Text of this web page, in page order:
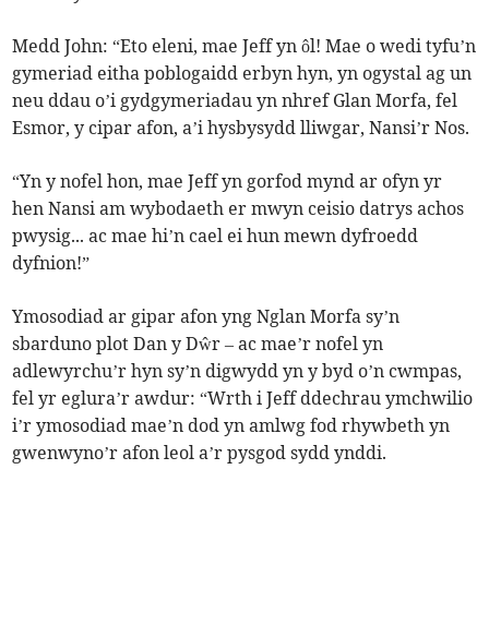
Medd John: “Eto eleni, mae Jeff yn ôl! Mae o wedi tyfu’n
gymeriad eitha poblogaidd erbyn hyn, yn ogystal ag un
neu ddau o’i gydgymeriadau yn nhref Glan Morfa, fel
Esmor, y cipar afon, a’i hysbysydd lliwgar, Nansi’r Nos.
“Yn y nofel hon, mae Jeff yn gorfod mynd ar ofyn yr
hen Nansi am wybodaeth er mwyn ceisio datrys achos
pwysig... ac mae hi’n cael ei hun mewn dyfroedd
dyfnion!”
Ymosodiad ar gipar afon yng Nglan Morfa sy’n
sbarduno plot Dan y Dŵr – ac mae’r nofel yn
adlewyrchu’r hyn sy’n digwydd yn y byd o’n cwmpas,
fel yr eglura’r awdur: “Wrth i Jeff ddechrau ymchwilio
i’r ymosodiad mae’n dod yn amlwg fod rhywbeth yn
gwenwyno’r afon leol a’r pysgod sydd ynddi.